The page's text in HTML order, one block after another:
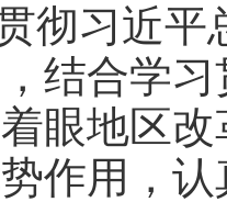
彻习近平
结合学
眼地区
作用，